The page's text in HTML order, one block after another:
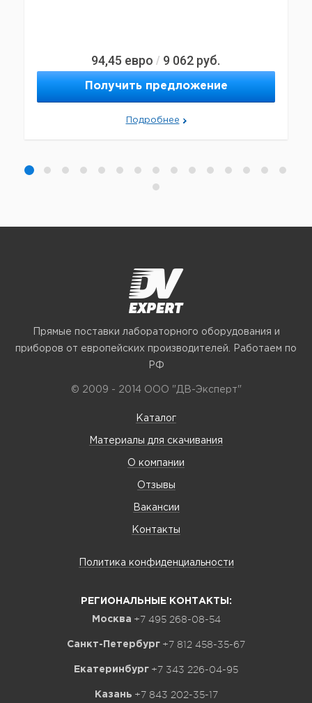
94,45 евро / 9 062 руб.
Получить предложение
Подробнее
Прямые поставки лабораторного оборудования и
приборов от европейских производителей. Работаем по
РФ
© 2009 - 2014 ООО "ДВ-Эксперт"
Каталог
Материалы для скачивания
О компании
Отзывы
Вакансии
Контакты
Политика конфиденциальности
РЕГИОНАЛЬНЫЕ КОНТАКТЫ:
Москва +7 495 268-08-54
Санкт-Петербург +7 812 458-35-67
Екатеринбург +7 343 226-04-95
Казань +7 843 202-35-17